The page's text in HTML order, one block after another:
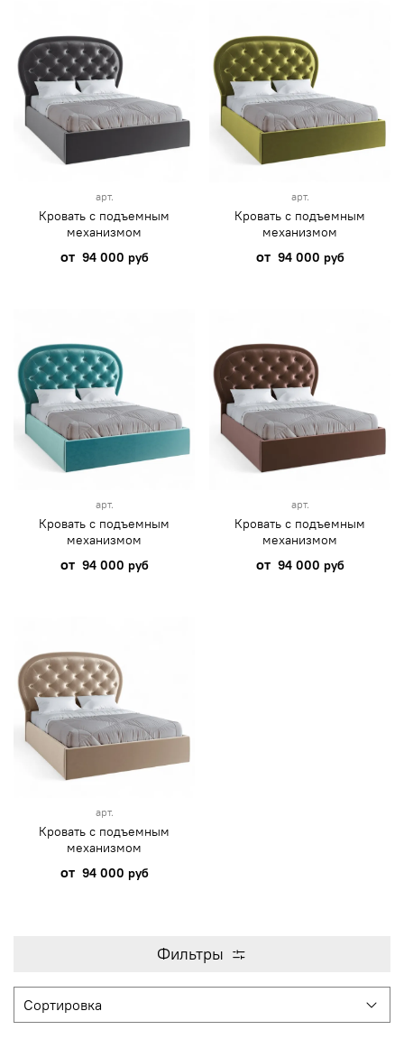
арт.
Кровать с подъемным
механизмом
от 94 000 руб
арт.
Кровать с подъемным
механизмом
от 94 000 руб
арт.
Кровать с подъемным
механизмом
от 94 000 руб
арт.
Кровать с подъемным
механизмом
от 94 000 руб
арт.
Кровать с подъемным
механизмом
от 94 000 руб
Фильтры